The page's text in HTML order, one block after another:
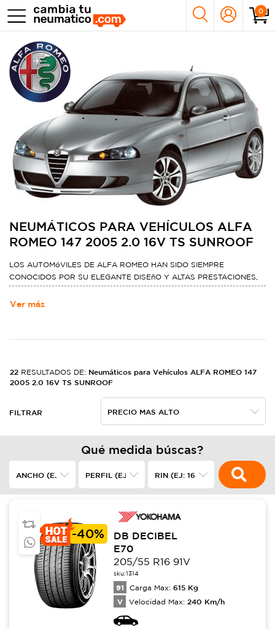
0
NEUMÁTICOS PARA VEHÍCULOS ALFA
ROMEO 147 2005 2.0 16V TS SUNROOF
LOS AUTOMóVILES DE ALFA ROMEO HAN SIDO SIEMPRE
CONOCIDOS POR SU ELEGANTE DISEñO Y ALTAS PRESTACIONES,
DEPORTIVOS, TAMBIéN HA CONSEGUIDO RECONOCIMIENTO CON
Ver más
22 RESULTADOS DE: Neumáticos para Vehículos ALFA ROMEO 147
2005 2.0 16V TS SUNROOF
FILTRAR
Qué medida búscas?
-40%
DB DECIBEL
E70
205/55 R16 91V
sku:1314
91 Carga Max: 615 Kg
V Velocidad Max: 240 Km/h